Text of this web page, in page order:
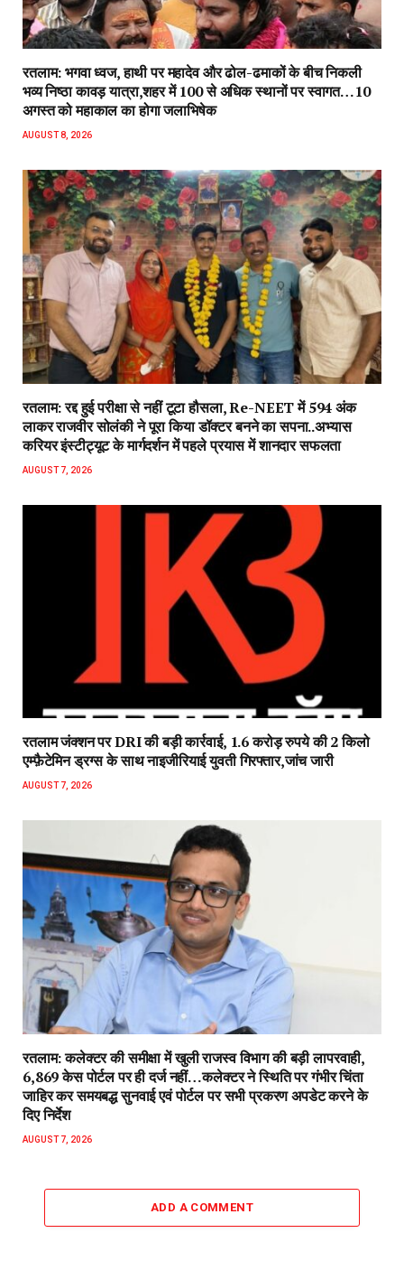
रतलाम: भगवा ध्वज, हाथी पर महादेव और ढोल-ढमाकों के बीच निकली
भव्य निष्ठा कावड़ यात्रा,शहर में 100 से अधिक स्थानों पर स्वागत…10
अगस्त को महाकाल का होगा जलाभिषेक
AUGUST 8, 2026
रतलाम: रद्द हुई परीक्षा से नहीं टूटा हौसला, Re-NEET में 594 अंक
लाकर राजवीर सोलंकी ने पूरा किया डॉक्टर बनने का सपना..अभ्यास
करियर इंस्टीट्यूट के मार्गदर्शन में पहले प्रयास में शानदार सफलता
AUGUST 7, 2026
रतलाम जंक्शन पर DRI की बड़ी कार्रवाई, 1.6 करोड़ रुपये की 2 किलो
एम्फ़ैटेमिन ड्रग्स के साथ नाइजीरियाई युवती गिरफ्तार,जांच जारी
AUGUST 7, 2026
रतलाम: कलेक्टर की समीक्षा में खुली राजस्व विभाग की बड़ी लापरवाही,
6,869 केस पोर्टल पर ही दर्ज नहीं…कलेक्टर ने स्थिति पर गंभीर चिंता
जाहिर कर समयबद्ध सुनवाई एवं पोर्टल पर सभी प्रकरण अपडेट करने के
दिए निर्देश
AUGUST 7, 2026
ADD A COMMENT